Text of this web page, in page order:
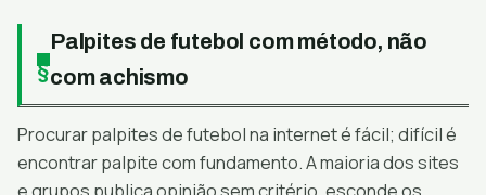
Palpites de futebol com método, não
com achismo
Procurar palpites de futebol na internet é fácil; difícil é
encontrar palpite com fundamento. A maioria dos sites
e grupos publica opinião sem critério, esconde os